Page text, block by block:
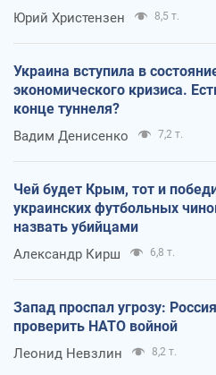
Юрий Христензен 8,5 т.
Украина вступила в
экономического кризиса.
конце туннеля?
Вадим Денисенко 7,2 т.
Чей будет Крым, тот и
украинских футбольных
назвать убийцами
Александр Кирш 6,8 т.
Запад проспал угрозу:
проверить НАТО войной
Леонид Невзлин 8,2 т.